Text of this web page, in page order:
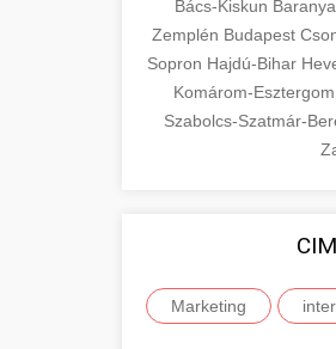
Bács-Kiskun Baranya
Zemplén Budapest
Sopron Hajdú-Bihar
Komárom-Esztergom
Szabolcs-Szatmár-
Marketing